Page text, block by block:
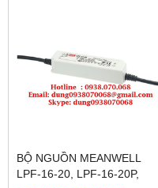
BỘ NGUỒN MEANWELL
LPF-16-20, LPF-16-20P,